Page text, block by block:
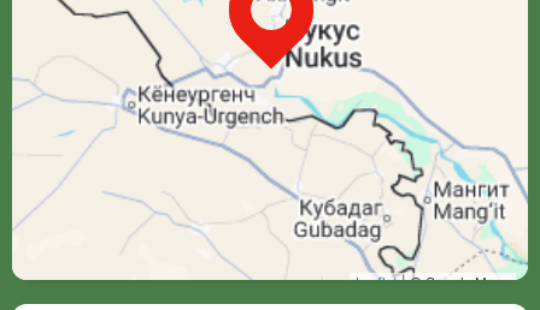
Leaflet| © Google Maps